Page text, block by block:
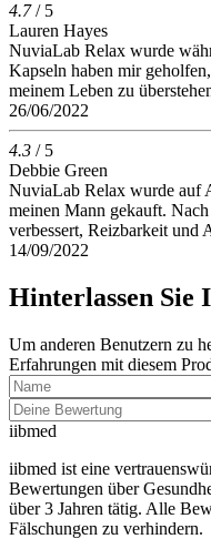
4.7/ 5
Lauren Hayes
NuviaLab Relax wurde
Kapseln haben mir
meinem Leben zu
26/06/2022
4.3 / 5
Debbie Green
NuviaLab Relax wurde auf
meinen Mann gekauft.
verbessert, Reizbarkeit und
14/09/2022
Hinterlassen Sie
Um anderen Benutzern zu
Erfahrungen mit diesem
iibmed
iibmed ist eine
Bewertungen über
über 3 Jahren tätig. Alle
Fälschungen zu verhindern.